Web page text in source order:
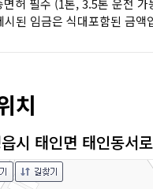
면허 필수 (1톤, 3.5톤 운전 가
시된 임금은 식대포함된 금액
치
시 태인면 태인동서